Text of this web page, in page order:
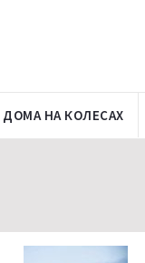
ДОМА НА КОЛЕСАХ